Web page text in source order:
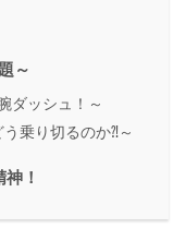
～
ダッシュ！～
乗り切るのか⁈～
！